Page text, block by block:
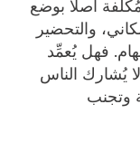
أصلًا بوضع
والتحضير
فهل يُعمِّد
يُشارك الناس
وتجنب